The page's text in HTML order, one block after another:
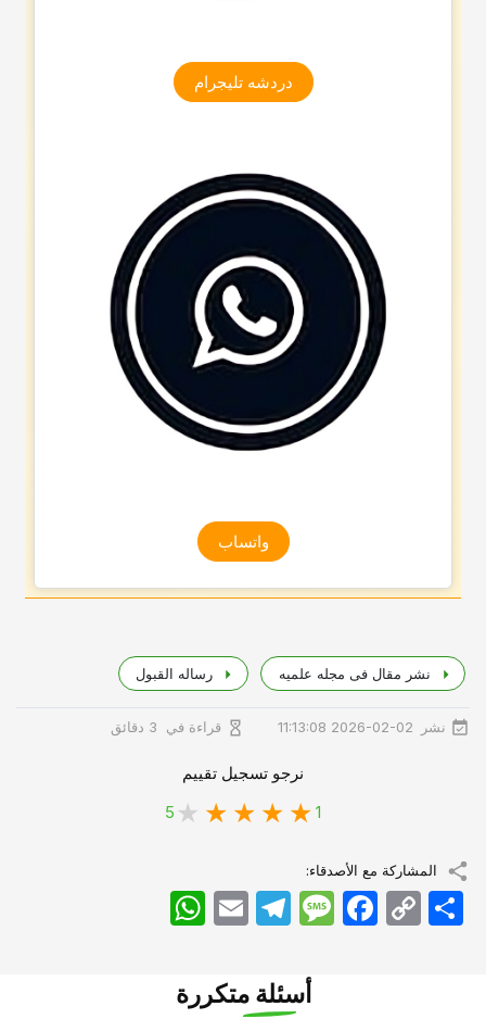
دردشه تلیجرام
واتساب
نشر مقال فی مجله علمیه رساله القبول
نشر 2026-02-02 11:13:08 قراءة في 3 دقائق
نرجو تسجيل تقييم
1
5
المشاركة مع الأصدقاء:
WhatsApp Email
TelegramMessageFacebook Copy
Link
اشتراک
أسئلة متكررة